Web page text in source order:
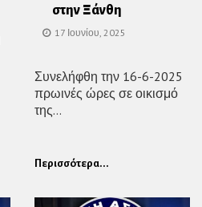
στην Ξάνθη
17 Ιουνίου, 2025
Συνελήφθη την 16-6-2025
πρωινές ώρες σε οικισμό
της...
Περισσότερα...